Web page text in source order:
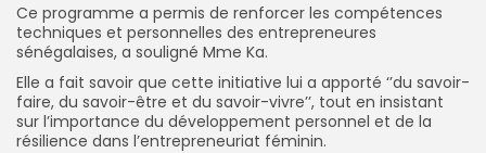
Ce programme a permis de renforcer les compétences
techniques et personnelles des entrepreneures
sénégalaises, a souligné Mme Ka.
Elle a fait savoir que cette initiative lui a apporté ‘’du savoir-
faire, du savoir-être et du savoir-vivre’’, tout en insistant
sur l’importance du développement personnel et de la
résilience dans l’entrepreneuriat féminin.